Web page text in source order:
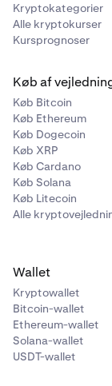
Kryptokategorier
Alle kryptokurser
Kursprognoser
Køb af
Køb Bitcoin
Køb Ethereum
Køb Dogecoin
Køb XRP
Køb Cardano
Køb Solana
Køb Litecoin
Alle
Wallet
Kryptowallet
Bitcoin-wallet
Ethereum-wallet
Solana-wallet
USDT-wallet